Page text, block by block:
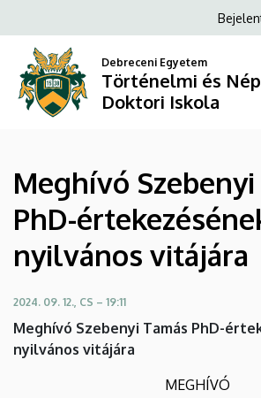
Szebenyi
Tamás
PhD-
értekezésének
nyilvános
vitájára
Történelmi
és
a
tartalomra
Debreceni Egyetem
Történelmi és
Doktori Iskola
Meghívó
PhD-
nyilvános vitájára
2024. 09. 12., CS – 19:11
Meghívó Szebenyi Tamás PhD-
nyilvános vitájára
MEGHÍVÓ